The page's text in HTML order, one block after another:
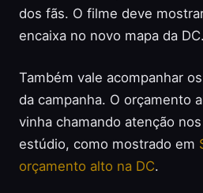
dos fãs. O filme deve
encaixa no novo mapa da DC.
Também vale acompanhar
da campanha. O orçamento
vinha chamando atenção
estúdio, como mostrado em
orçamento alto na DC.